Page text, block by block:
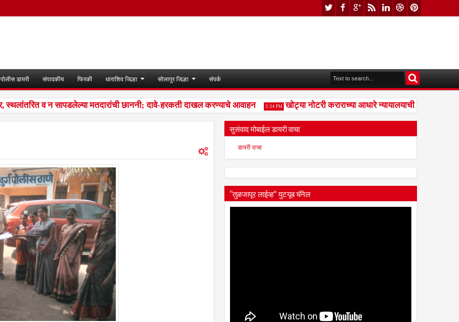
पोलीस डायरी संपादकीय फिरकी धाराशिव जिल्हा सोलापुर जिल्हा संपर्क
व न सापडलेल्या मतदारांची छाननी; दावे-हरकती दाखल करण्याचे आवाहन 3:34 PM खोट्या नोटरी कराराच्या आधारे न्यायालयाची दिशाभूल
सुसंवाद मोबाईल डायरी वाचा
डायरी वाचा
“तुळजापूर लाईव्ह” युटयूब चॅनेल